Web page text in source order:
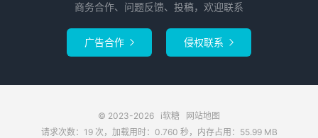
商务合作、问题反馈、投稿，欢迎联系
广告合作  侵权联系 
© 2023-2026 i软糖
网站地图
请求次数：19 次，加载用时：0.760 秒，内存占用：55.99 MB